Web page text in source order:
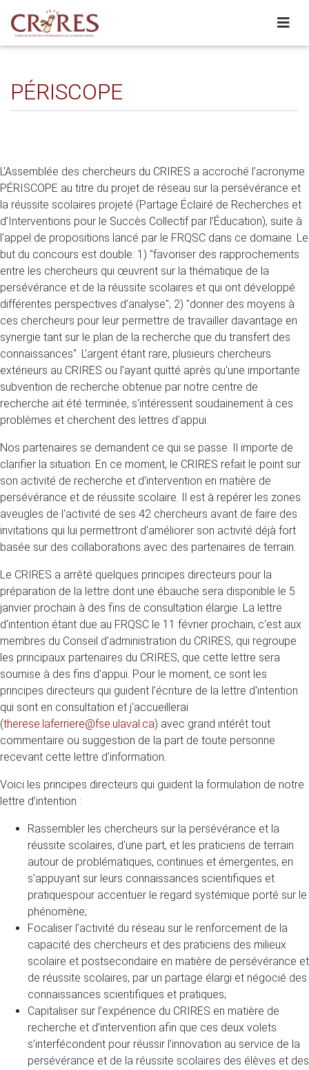
PÉRISCOPE
L'Assemblée des chercheurs du CRIRES a accroché l'acronyme
PÉRISCOPE au titre du projet de réseau sur la persévérance et
la réussite scolaires projeté (Partage Éclairé de Recherches et
d’Interventions pour le Succès Collectif par l’Éducation), suite à
l'appel de propositions lancé par le FRQSC dans ce domaine. Le
but du concours est double: 1) "favoriser des rapprochements
entre les chercheurs qui œuvrent sur la thématique de la
persévérance et de la réussite scolaires et qui ont développé
différentes perspectives d’analyse"; 2) "donner des moyens à
ces chercheurs pour leur permettre de travailler davantage en
synergie tant sur le plan de la recherche que du transfert des
connaissances". L'argent étant rare, plusieurs chercheurs
extérieurs au CRIRES ou l'ayant quitté après qu'une importante
subvention de recherche obtenue par notre centre de
recherche ait été terminée, s'intéressent soudainement à ces
problèmes et cherchent des lettres d'appui.
Nos partenaires se demandent ce qui se passe. Il importe de
clarifier la situation. En ce moment, le CRIRES refait le point sur
son activité de recherche et d'intervention en matière de
persévérance et de réussite scolaire. Il est à repérer les zones
aveugles de l'activité de ses 42 chercheurs avant de faire des
invitations qui lui permettront d'améliorer son activité déjà fort
basée sur des collaborations avec des partenaires de terrain.
Le CRIRES a arrêté quelques principes directeurs pour la
préparation de la lettre dont une ébauche sera disponible le 5
janvier prochain à des fins de consultation élargie. La lettre
d'intention étant due au FRQSC le 11 février prochain, c'est aux
membres du Conseil d'administration du CRIRES, qui regroupe
les principaux partenaires du CRIRES, que cette lettre sera
soumise à des fins d'appui. Pour le moment, ce sont les
principes directeurs qui guident l'écriture de la lettre d'intention
qui sont en consultation et j'accueillerai
(therese.laferriere@fse.ulaval.ca) avec grand intérêt tout
commentaire ou suggestion de la part de toute personne
recevant cette lettre d'information.
Voici les principes directeurs qui guident la formulation de notre
lettre d’intention :
Rassembler les chercheurs sur la persévérance et la
réussite scolaires, d’une part, et les praticiens de terrain
autour de problématiques, continues et émergentes, en
s’appuyant sur leurs connaissances scientifiques et
pratiquespour accentuer le regard systémique porté sur le
phénomène;
Focaliser l’activité du réseau sur le renforcement de la
capacité des chercheurs et des praticiens des milieux
scolaire et postsecondaire en matière de persévérance et
de réussite scolaires, par un partage élargi et négocié des
connaissances scientifiques et pratiques;
Capitaliser sur l’expérience du CRIRES en matière de
recherche et d’intervention afin que ces deux volets
s’interfécondent pour réussir l’innovation au service de la
persévérance et de la réussite scolaires des élèves et des